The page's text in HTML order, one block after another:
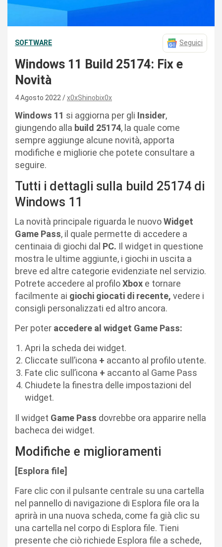
SOFTWARE Seguici
Windows 11 Build 25174: Fix e
Novità
4 Agosto 2022 x0xShinobix0x
Windows 11 si aggiorna per gli Insider,
giungendo alla build 25174, la quale come
sempre aggiunge alcune novità, apporta
modifiche e migliorie che potete consultare a
seguire.
Tutti i dettagli sulla build 25174 di
Windows 11
La novità principale riguarda le nuovoWidget
Game Pass, il quale permette di accedere a
centinaia di giochi dal PC. Il widget in questione
mostra le ultime aggiunte, i giochi in uscita a
breve ed altre categorie evidenziate nel servizio.
Potrete accedere al profiloXbox e tornare
facilmente ai giochi giocati di recente, vedere i
consigli personalizzati ed altro ancora.
Per poter accedere al widget Game Pass:
Apri la scheda dei widget.
Cliccate sull’icona + accanto al profilo utente.
Fate clic sull’icona + accanto al Game Pass
Chiudete la finestra delle impostazioni del
widget.
Il widget Game Pass dovrebbe ora apparire nella
bacheca dei widget.
Modifiche e miglioramenti
[Esplora file]
Fare clic con il pulsante centrale su una cartella
nel pannello di navigazione di Esplora file ora la
aprirà in una nuova scheda, come fa già clic su
una cartella nel corpo di Esplora file. Tieni
presente che ciò richiede Esplora file a schede,